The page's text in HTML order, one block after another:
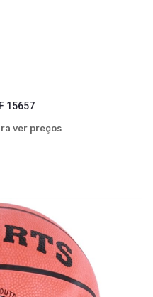
15657
ver preços